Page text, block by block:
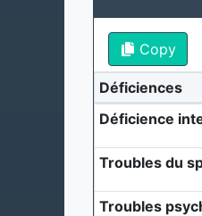
Copy
Déficiences
Déficience
Troubles du
Troubles